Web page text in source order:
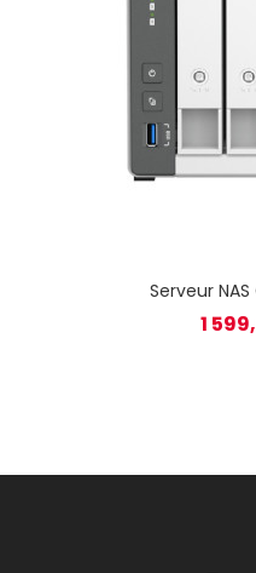
Serveur
1